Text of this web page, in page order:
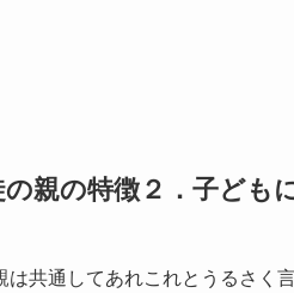
親の特徴２．子ども
共通してあれこれとうるさく